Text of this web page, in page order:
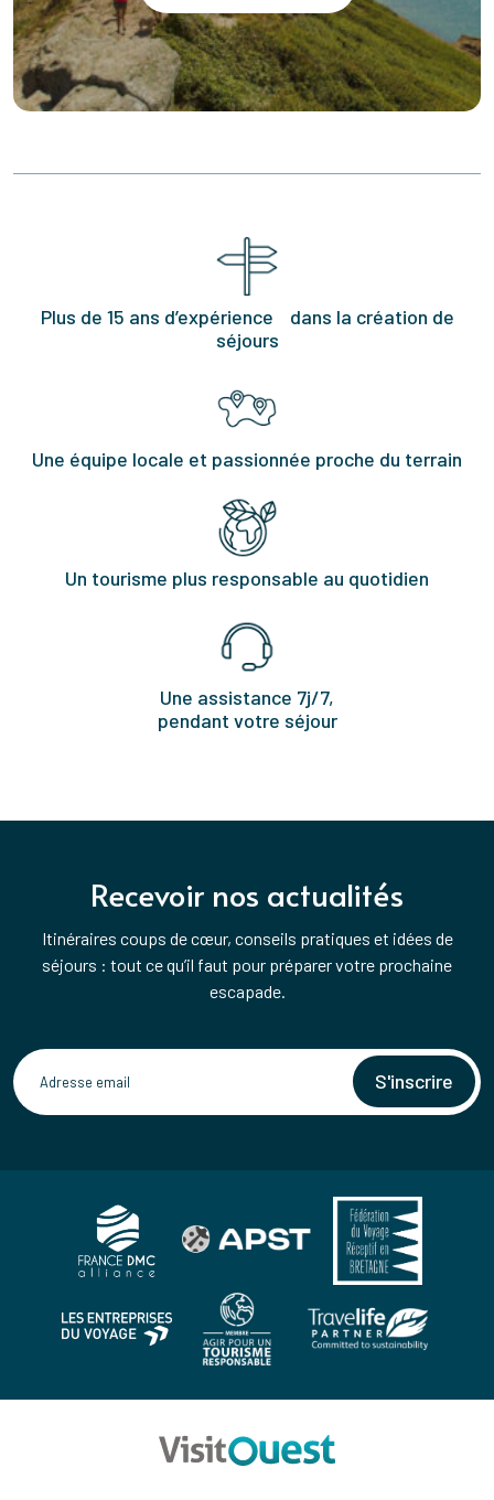
Plus de 15 ans d’expérience dans la création de
séjours
Une équipe locale et passionnée proche du terrain
Un tourisme plus responsable au quotidien
Une assistance 7j/7,
pendant votre séjour
Recevoir nos actualités
Itinéraires coups de cœur, conseils pratiques et idées de
séjours : tout ce qu’il faut pour préparer votre prochaine
escapade.
S'inscrire